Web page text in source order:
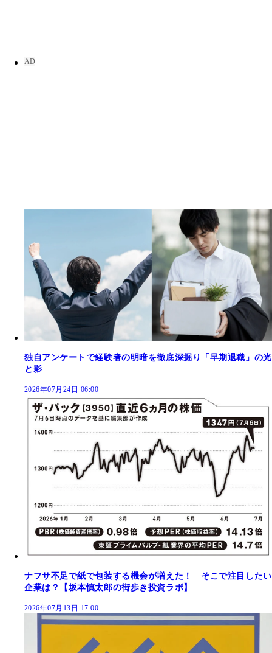
独自アンケートで経験者の明暗を徹底深掘り「早期退職」の光
と影
2026年07月24日 06:00
ナフサ不足で紙で包装する機会が増えた！ そこで注目したい
企業は？【坂本慎太郎の街歩き投資ラボ】
2026年07月13日 17:00